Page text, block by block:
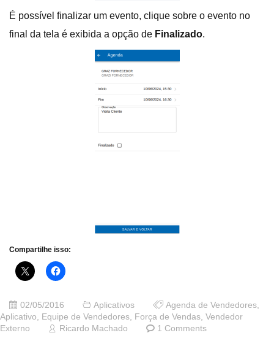
É possível finalizar um evento, clique sobre o evento no
final da tela é exibida a opção de Finalizado.
Compartilhe isso:
02/05/2016 Aplicativos Agenda de Vendedores,
Aplicativo, Equipe de Vendedores, Força de Vendas, Vendedor
Externo
Ricardo Machado 1 Comments